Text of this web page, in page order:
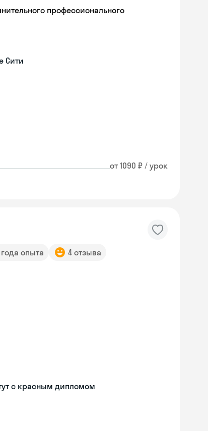
профессионального
Сити
от 1090 ₽ / урок
года опыта 4 отзыва
с красным дипломом